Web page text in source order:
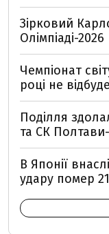
Зірковий
Олімпіаді-2026
Чемпіонат
році не
Поділля
та СК Полтави-
В Японії
удару помер